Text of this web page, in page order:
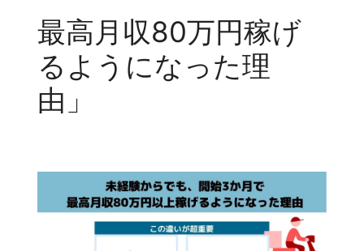
最高月収80万円稼げ
るようになった理
由」